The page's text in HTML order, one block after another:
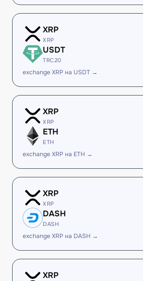
XRP
XRP
USDT
TRC20
exchange XRP на USDT →
XRP
XRP
ETH
ETH
exchange XRP на ETH →
XRP
XRP
DASH
DASH
exchange XRP на DASH →
XRP